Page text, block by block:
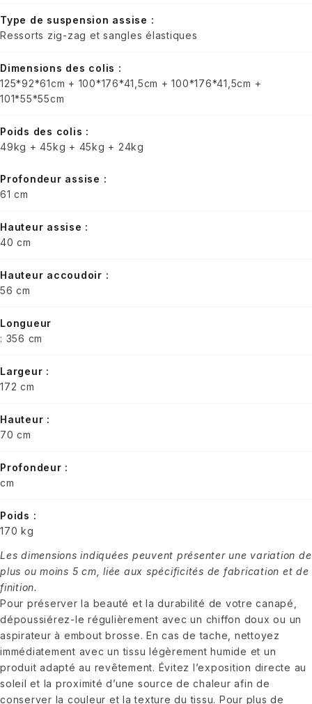
Type de suspension assise :
Ressorts zig-zag et sangles élastiques
Dimensions des colis :
125*92*61cm + 100*176*41,5cm + 100*176*41,5cm +
101*55*55cm
Poids des colis :
49kg + 45kg + 45kg + 24kg
Profondeur assise :
61 cm
Hauteur assise :
40 cm
Hauteur accoudoir :
56 cm
Longueur
: 356 cm
Largeur :
172 cm
Hauteur :
70 cm
Profondeur :
cm
Poids :
170 kg
Les dimensions indiquées peuvent présenter une variation de
plus ou moins 5 cm, liée aux spécificités de fabrication et de
finition.
Pour préserver la beauté et la durabilité de votre canapé,
dépoussiérez-le régulièrement avec un chiffon doux ou un
aspirateur à embout brosse. En cas de tache, nettoyez
immédiatement avec un tissu légèrement humide et un
produit adapté au revêtement. Évitez l’exposition directe au
soleil et la proximité d’une source de chaleur afin de
conserver la couleur et la texture du tissu. Pour plus de